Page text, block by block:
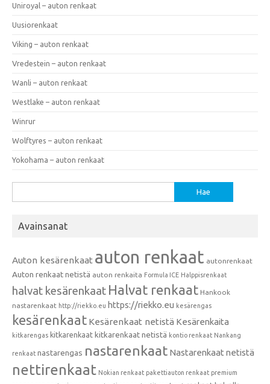
Uniroyal – auton renkaat
Uusiorenkaat
Viking – auton renkaat
Vredestein – auton renkaat
Wanli – auton renkaat
Westlake – auton renkaat
Winrur
Wolftyres – auton renkaat
Yokohama – auton renkaat
Avainsanat
Auton kesärenkaat auton renkaat autonrenkaat
Auton renkaat netistä auton renkaita Formula ICE Halppisrenkaat
halvat kesärenkaat Halvat renkaat Hankook
nastarenkaat http://riekko.eu https://riekko.eu kesärengas
kesärenkaat Kesärenkaat netistä Kesärenkaita
kitkarengas kitkarenkaat kitkarenkaat netistä kontio renkaat Nankang
renkaat nastarengas nastarenkaat Nastarenkaat netistä
nettirenkaat Nokian renkaat pakettiauton renkaat premium